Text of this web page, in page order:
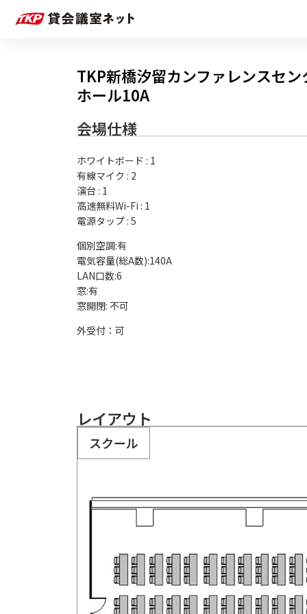
TKP新橋汐留カンファレンスセン
ホール10A
会場仕様
ホワイトボード : 1
有線マイク : 2
演台 : 1
高速無料Wi-Fi : 1
電源タップ : 5
個別空調:有
電気容量(総A数):140A
LAN口数:6
窓:有
外受付：可
レイアウト
スクール